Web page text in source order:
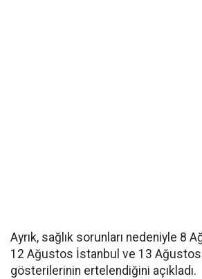
Ayrık, sağlık sorunları nedeniyle 8
12 Ağustos İstanbul ve 13 Ağustos
gösterilerinin ertelendiğini açıkladı.